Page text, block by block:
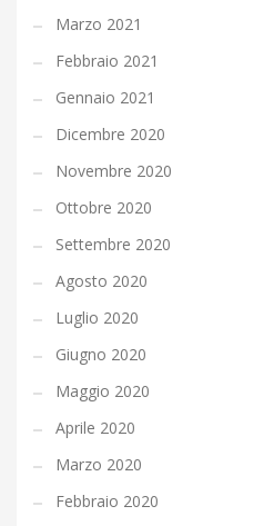
Marzo 2021
Febbraio 2021
Gennaio 2021
Dicembre 2020
Novembre 2020
Ottobre 2020
Settembre 2020
Agosto 2020
Luglio 2020
Giugno 2020
Maggio 2020
Aprile 2020
Marzo 2020
Febbraio 2020